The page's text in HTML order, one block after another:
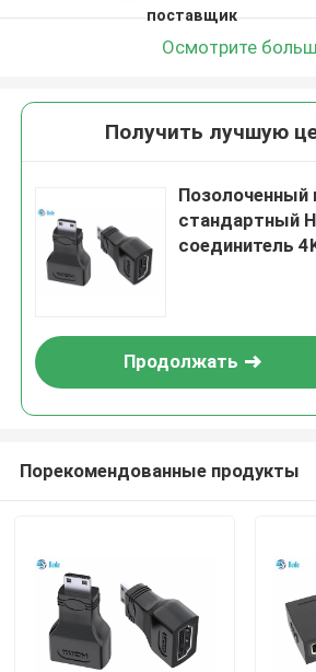
поставщик
Осмотрите
Получить лучшую
Позолоченный
стандартный
соединитель
Продолжать
Порекомендованные продукты